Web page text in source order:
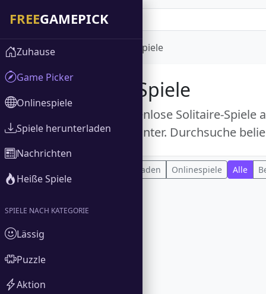
Zuhause Solitaire-Spiele
Solitaire-Spiele
Entdecke kostenlose Solitaire-
Versionen herunter. Durchsuche
Spiele herunterladen Onlinespiele Alle
Zuhause
Game Picker
Onlinespiele
Spiele herunterladen
Nachrichten
Heiße Spiele
SPIELE NACH KATEGORIE
Lässig
Puzzle
Aktion